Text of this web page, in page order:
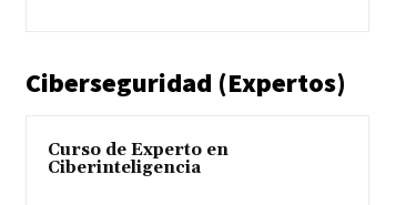
Ciberseguridad (Expertos)
Curso de Experto en
Ciberinteligencia